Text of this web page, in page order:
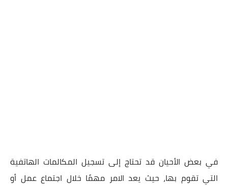
في بعض الأحيان قد تحتاج إلى تسجيل المكالمات الهاتفية
التي تقوم بها، حيث يعد الامر مهمًا خلال اجتماع عمل أو